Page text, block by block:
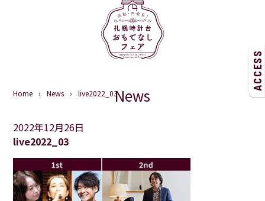
ACCESS
Home News live2022_03News
2022年12月26日
live2022_03